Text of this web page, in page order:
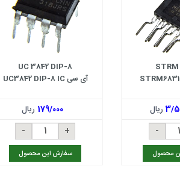
UC 3842 DIP-8
آی سی UC3842 DIP-8 IC
179/000 ریال
سفارش این محصول
3/ریال
محصول